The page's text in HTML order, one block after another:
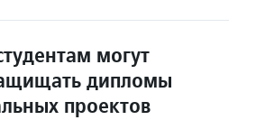
могут
дипломы
проектов